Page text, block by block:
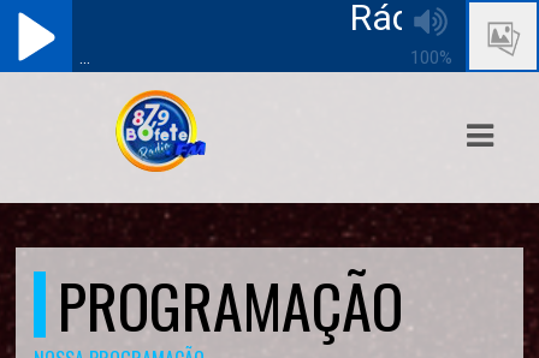
Rádio
100%
PROGRAMAÇÃO